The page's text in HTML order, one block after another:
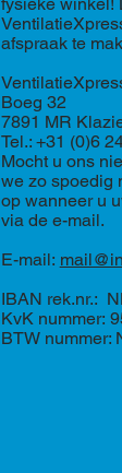
afspraak te
Boeg 32
7891 MR
Tel.: +31 (0)6
Mocht u ons
we zo spoedig
op wanneer u
via de e-mail.
E-mail:
IBAN rek.nr.:
KvK nummer:
BTW nummer: